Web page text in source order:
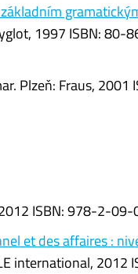
1997 ISBN:
Plzeň: Fraus,
ISBN: 978-2-
et des affaires :
international,